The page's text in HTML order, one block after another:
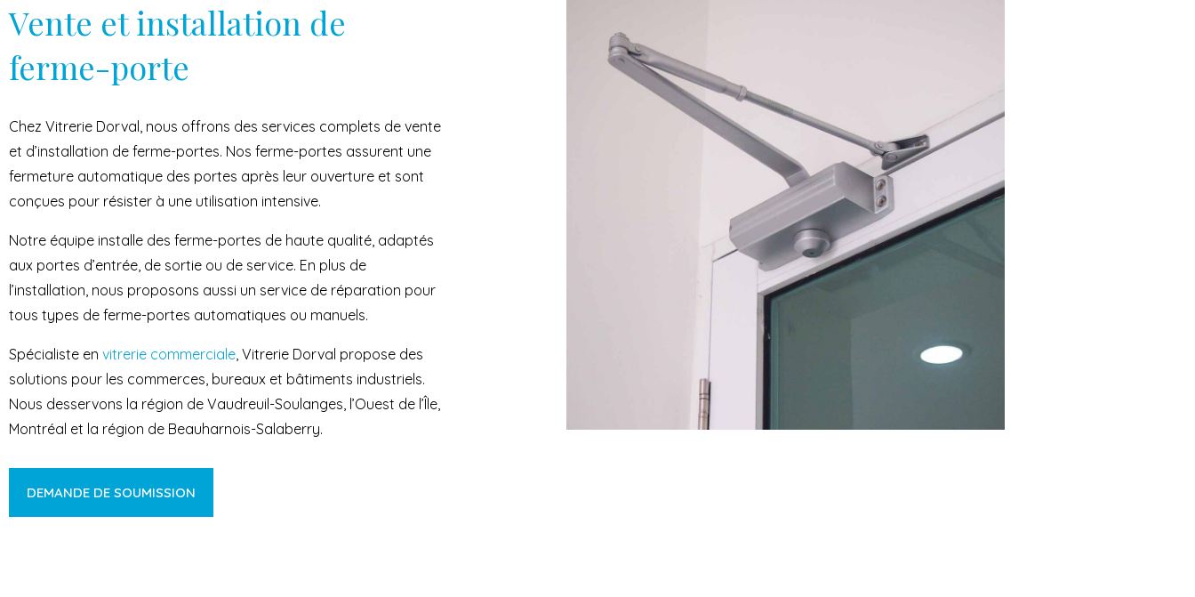
Vente et installation de
ferme-porte
Chez Vitrerie Dorval, nous offrons des services complets de vente
et d’installation de ferme-portes. Nos ferme-portes assurent une
fermeture automatique des portes après leur ouverture et sont
conçues pour résister à une utilisation intensive.
Notre équipe installe des ferme-portes de haute qualité, adaptés
aux portes d’entrée, de sortie ou de service. En plus de
l’installation, nous proposons aussi un service de réparation pour
tous types de ferme-portes automatiques ou manuels.
Spécialiste en vitrerie commerciale, Vitrerie Dorval propose des
solutions pour les commerces, bureaux et bâtiments industriels.
Nous desservons la région de Vaudreuil-Soulanges, l’Ouest de l’Île,
Montréal et la région de Beauharnois-Salaberry.
DEMANDE DE SOUMISSION